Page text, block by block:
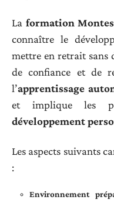
La formation
connaître le
mettre en retrait
de confiance et de
l’apprentissage
et implique les
développement
Les aspects suivants
:
Environnement